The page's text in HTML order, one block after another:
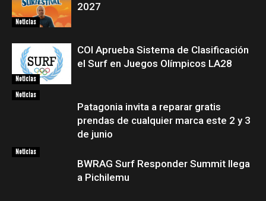
Noticias
2027
Noticias
COI Aprueba Sistema de Clasificación
el Surf en Juegos Olímpicos LA28
Noticias
Patagonia invita a reparar gratis
prendas de cualquier marca este 2 y 3
de junio
Noticias
BWRAG Surf Responder Summit llega
a Pichilemu